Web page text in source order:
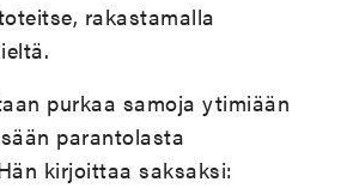
rakastamalla
purkaa samoja ytimiään
parantolasta
kirjoittaa saksaksi: